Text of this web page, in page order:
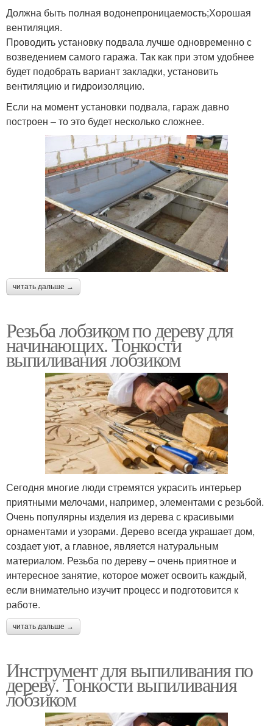
Должна быть полная водонепроницаемость;Хорошая
вентиляция.
Проводить установку подвала лучше одновременно с
возведением самого гаража. Так как при этом удобнее
будет подобрать вариант закладки, установить
вентиляцию и гидроизоляцию.
Если на момент установки подвала, гараж давно
построен – то это будет несколько сложнее.
читать дальше →
Резьба лобзиком по дереву для
начинающих. Тонкости
выпиливания лобзиком
Сегодня многие люди стремятся украсить интерьер
приятными мелочами, например, элементами с резьбой.
Очень популярны изделия из дерева с красивыми
орнаментами и узорами. Дерево всегда украшает дом,
создает уют, а главное, является натуральным
материалом. Резьба по дереву – очень приятное и
интересное занятие, которое может освоить каждый,
если внимательно изучит процесс и подготовится к
работе.
читать дальше →
Инструмент для выпиливания по
дереву. Тонкости выпиливания
лобзиком